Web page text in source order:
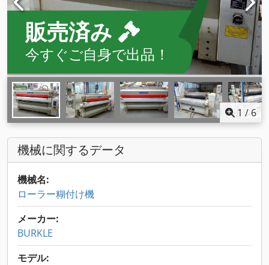
販売済み
今すぐご自身で出品！
1 /6
機械に関するデータ
機械名:
ローラー糊付け機
メーカー:
BURKLE
モデル: